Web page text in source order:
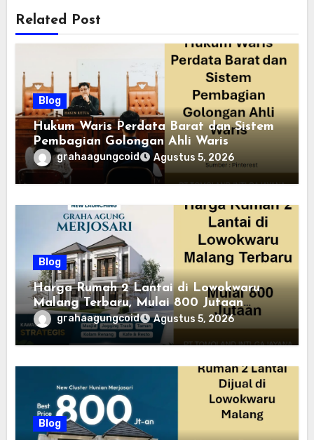
Related Post
Blog
Hukum Waris Perdata Barat dan Sistem
Pembagian Golongan Ahli Waris
grahaagungcoid Agustus 5, 2026
Blog
Harga Rumah 2 Lantai di Lowokwaru
Malang Terbaru, Mulai 800 Jutaan
Tahun 2026
grahaagungcoid Agustus 5, 2026
Blog